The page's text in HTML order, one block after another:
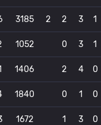
3185 2 2 3 1
1052 0 3 1
1406 2 4 0
1840 0 1 0
1672 1 3 0